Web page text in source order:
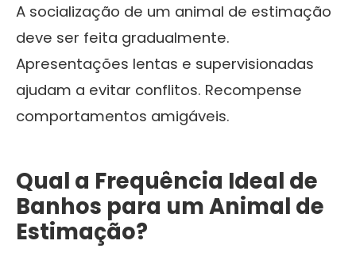
A socialização de um animal de estimação
deve ser feita gradualmente.
Apresentações lentas e supervisionadas
ajudam a evitar conflitos. Recompense
comportamentos amigáveis.
Qual a Frequência Ideal de
Banhos para um Animal de
Estimação?